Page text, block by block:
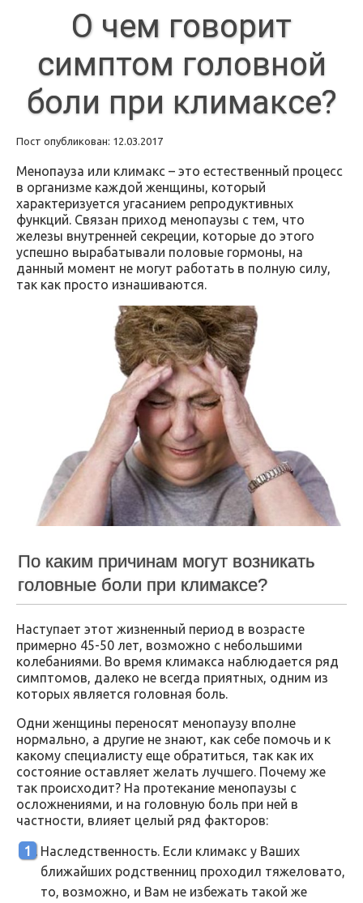
О чем говорит
симптом головной
боли при климаксе?
Пост опубликован: 12.03.2017
Менопауза или климакс – это естественный процесс
в организме каждой женщины, который
характеризуется угасанием репродуктивных
функций. Связан приход менопаузы с тем, что
железы внутренней секреции, которые до этого
успешно вырабатывали половые гормоны, на
данный момент не могут работать в полную силу,
так как просто изнашиваются.
По каким причинам могут возникать
головные боли при климаксе?
Наступает этот жизненный период в возрасте
примерно 45-50 лет, возможно с небольшими
колебаниями. Во время климакса наблюдается ряд
симптомов, далеко не всегда приятных, одним из
которых является головная боль.
Одни женщины переносят менопаузу вполне
нормально, а другие не знают, как себе помочь и к
какому специалисту еще обратиться, так как их
состояние оставляет желать лучшего. Почему же
так происходит? На протекание менопаузы с
осложнениями, и на головную боль при ней в
частности, влияет целый ряд факторов:
Наследственность. Если климакс у Ваших
ближайших родственниц проходил тяжеловато,
то, возможно, и Вам не избежать такой же